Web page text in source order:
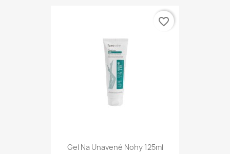
Gel Na Unavené Nohy 125ml
favorite_border